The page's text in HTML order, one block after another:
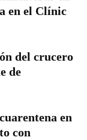
en el Clínic
del crucero
de
en
con